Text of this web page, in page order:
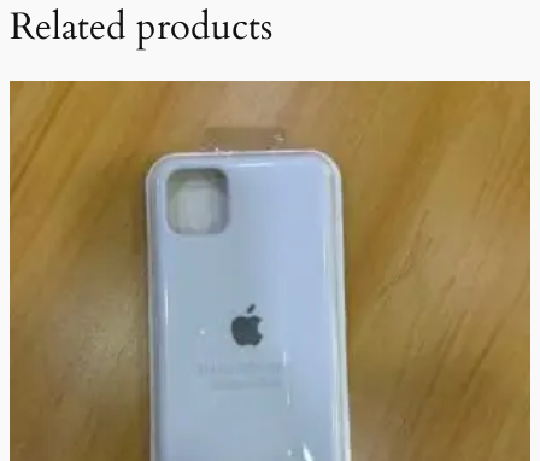
Related products